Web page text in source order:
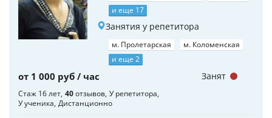
и еще 17
Занятия у репетитора
м. Пролетарская
м. Коломенская
и еще 2
от 1 000 руб / час
Стаж 16 лет 40отзывов У репетитора
У ученика Дистанционно
Занят